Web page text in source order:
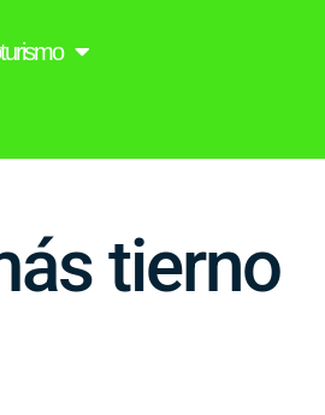
tierno